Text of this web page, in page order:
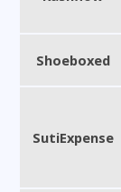
Shoeboxed
SutiExpense